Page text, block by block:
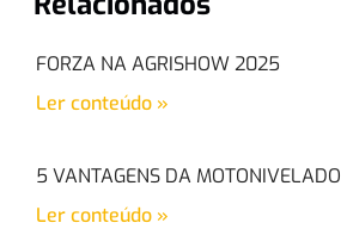
FORZA NA AGRISHOW 2025
Ler conteúdo »
5 VANTAGENS DA
Ler conteúdo »